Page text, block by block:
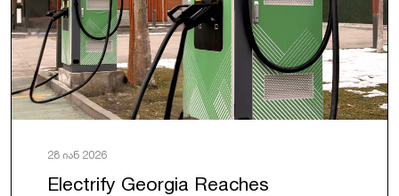
28 იან 2026
Electrify Georgia Reaches